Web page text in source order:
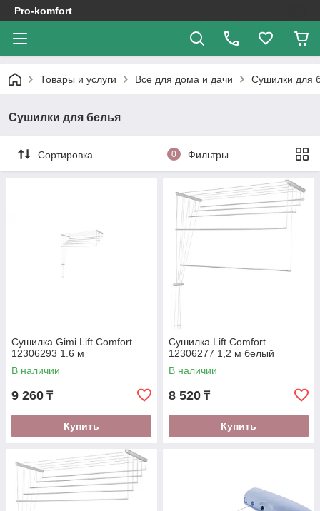
Pro-komfort
Товары и услуги Все для дома и дачи Сушилки для
Сушилки для белья
Сортировка 0 Фильтры
Сушилка Gimi Lift Comfort
12306293 1.6 м
В наличии
9 260 ₸
Купить
Сушилка Lift Comfort
12306277 1,2 м белый
В наличии
8 520 ₸
Купить